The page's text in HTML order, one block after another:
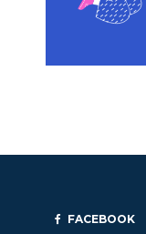
FACEBOOK